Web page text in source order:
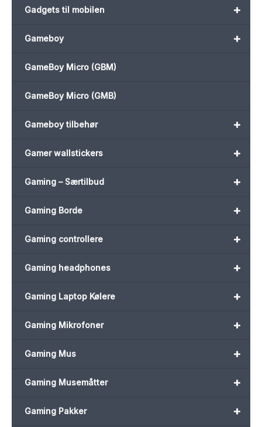
+
Gadgets til mobilen
+
Gameboy
GameBoy Micro (GBM)
GameBoy Micro (GMB)
+
Gameboy tilbehør
+
Gamer wallstickers
+
Gaming – Særtilbud
+
Gaming Borde
+
Gaming controllere
+
Gaming headphones
+
Gaming Laptop Kølere
+
Gaming Mikrofoner
+
Gaming Mus
+
Gaming Musemåtter
+
Gaming Pakker